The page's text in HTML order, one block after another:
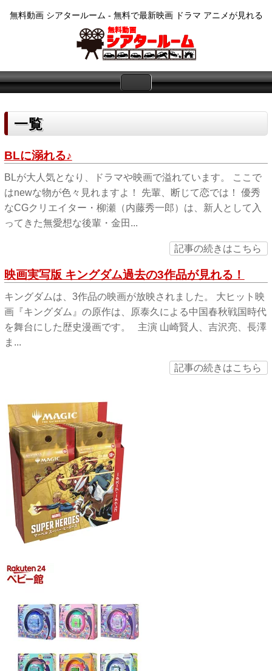
無料動画 シアタールーム - 無料で最新映画 ドラマ アニメが見れる
一覧
BLに溺れる♪
BLが大人気となり、ドラマや映画で溢れています。 ここで
はnewな物が色々見れますよ！ 先輩、断じて恋では！ 優秀
なCGクリエイター・柳瀬（内藤秀一郎）は、新人として入
ってきた無愛想な後輩・金田...
記事の続きはこちら
映画実写版 キングダム過去の3作品が見れる！
キングダムは、3作品の映画が放映されました。 大ヒット映
画『キングダム』の原作は、原泰久による中国春秋戦国時代
を舞台にした歴史漫画です。 主演 山崎賢人、吉沢亮、長澤
ま...
記事の続きはこちら